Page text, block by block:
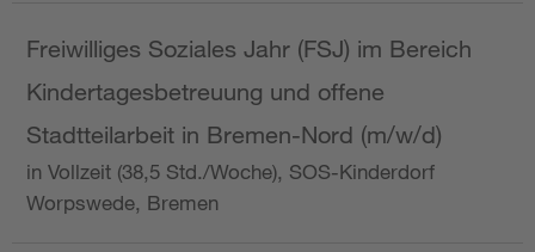
Freiwilliges Soziales Jahr (FSJ) im Bereich
Kindertagesbetreuung und offene
Stadtteilarbeit in Bremen-Nord (m/w/d)
in Vollzeit (38,5 Std./Woche), SOS-Kinderdorf
Worpswede, Bremen